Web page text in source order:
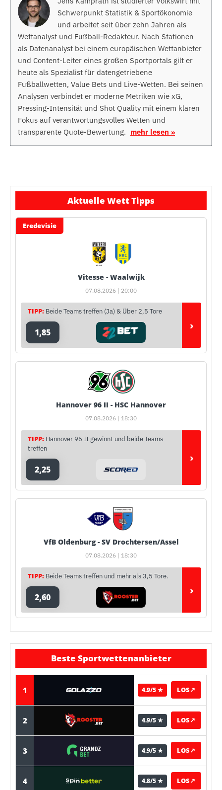
Schwerpunkt Statistik & Sportökonomie
und arbeitet seit über zehn Jahren als
Wettanalyst und Fußball-Redakteur. Nach Stationen
als Datenanalyst bei einem europäischen Wettanbieter
und Content-Leiter eines großen Sportportals gilt er
heute als Spezialist für datengetriebene
Fußballwetten, Value Bets und Live-Wetten. Bei seinen
Analysen verbindet er moderne Metriken wie xG,
Pressing-Intensität und Shot Quality mit einem klaren
Fokus auf verantwortungsvolles Wetten und
transparente Quote-Bewertung. mehr lesen »
Aktuelle Wett Tipps
Eredevisie
Vitesse - Waalwijk
07.08.2026 | 20:00
TIPP: Beide Teams treffen (Ja) & Über 2,5 Tore
1,85 ›
Hannover 96 II - HSC Hannover
07.08.2026 | 18:30
TIPP: Hannover 96 II gewinnt und beide Teams
treffen
2,25
›
VfB Oldenburg - SV Drochtersen/Assel
07.08.2026 | 18:30
TIPP: Beide Teams treffen und mehr als 3,5 Tore.
2,60 ›
Beste Sportwettenanbieter
1 4.9/5 ★ LOS↗
2 4.9/5 ★ LOS↗
3 4.9/5 ★ LOS↗
4 4.8/5 ★ LOS↗